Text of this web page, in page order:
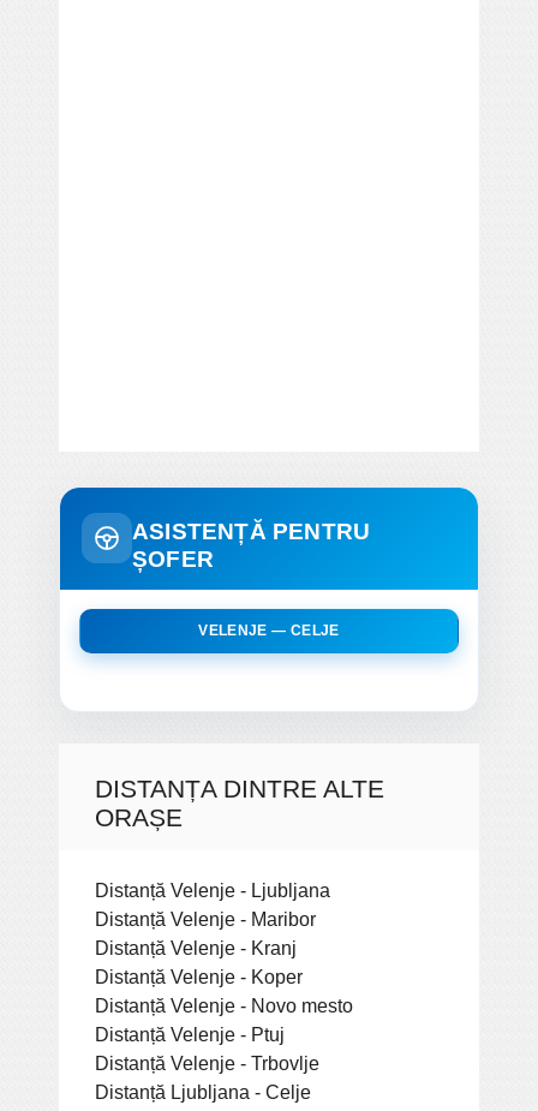
ASISTENȚĂ PENTRU
ȘOFER
VELENJE — CELJE
DISTANȚA DINTRE ALTE
ORAȘE
Distanță Velenje - Ljubljana
Distanță Velenje - Maribor
Distanță Velenje - Kranj
Distanță Velenje - Koper
Distanță Velenje - Novo mesto
Distanță Velenje - Ptuj
Distanță Velenje - Trbovlje
Distanță Ljubljana - Celje